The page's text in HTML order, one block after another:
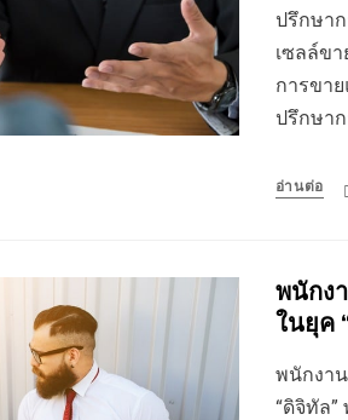
ปรึกษา
เซลล์ข
การขา
ปรึกษา
อ่านต่อ
พนักง
ในยุค
พนักงา
“ดิจิทัล